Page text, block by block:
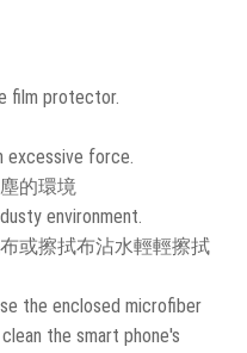
film protector.
excessive force.
的環境
environment.
或擦拭布沾水輕輕擦拭
the enclosed microfiber
the smart phone's